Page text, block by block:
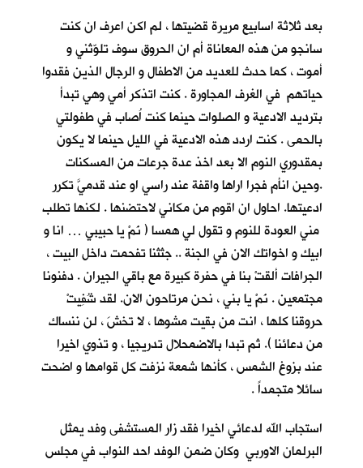
بعد ثلاثة اسابيع مريرة قضيتها ، لم اكن اعرف ان كنت
سانجو من هذه المعاناة أم ان الحروق سوف تلوّثني و
أموت ، كما حدث للعديد من الاطفال و الرجال الذين فقدوا
حياتهم في الغرف المجاورة . كنت اتذكر أمي وهي تبدأ
بترديد الادعية و الصلوات حينما كنت اُصاب في طفولتي
بالحمى . كنت اردد هذه الادعية في الليل حينما لا يكون
بمقدوري النوم الا بعد اخذ عدة جرعات من المسكنات
.وحين انأم فجرا اراها واقفة عند راسي او عند قدميَّ تكرر
ادعيتها. احاول ان اقوم من مكاني لاحتضنها . لكنها تطلب
مني العودة للنوم و تقول لي همسا ( نَمْ يا حبيبي … انا و
ابيك و اخواتك الان في الجنة .. جثثنا تفحمت داخل البيت ،
الجرافات ألقتْ بنا في حفرة كبيرة مع باقي الجيران . دفنونا
مجتمعين . نَمْ يا بني ، نحن مرتاحون الان. لقد شُفِيتْ
حروقنا كلها ، انت من بقيت مشوها ، لا تخشَ ، لن ننساك
من دعائنا ). ثم تبدا بالاضمحلال تدريجيا ، و تذوي اخيرا
عند بزوغ الشمس ، كأنها شمعة نزفت كل قوامها و اضحت
سائلا متجمداً .
استجاب الله لدعائي اخيرا فقد زار المستشفى وفد يمثل
البرلمان الاوربي وكان ضمن الوفد احد النواب في مجلس